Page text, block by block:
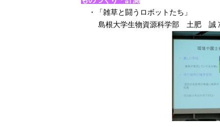
・「雑草と闘うロボットたち」
島根大学生物資源科学部 土肥 誠